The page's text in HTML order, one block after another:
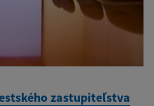
zastupiteľstva